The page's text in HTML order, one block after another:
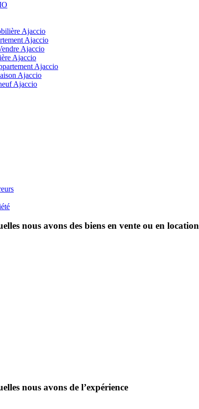
Ajaccio
Ajaccio
Ajaccio
Ajaccio
Ajaccio
Ajaccio
Ajaccio
nous avons des biens en vente ou en location
nous avons de l’expérience